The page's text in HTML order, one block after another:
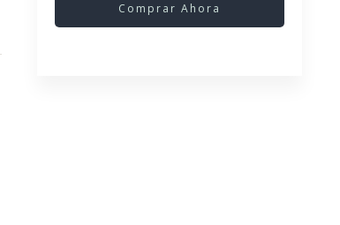
Comprar Ahora